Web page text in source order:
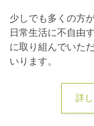
少しでも多くの方
日常生活に不自由
に取り組んでいた
いります。
詳